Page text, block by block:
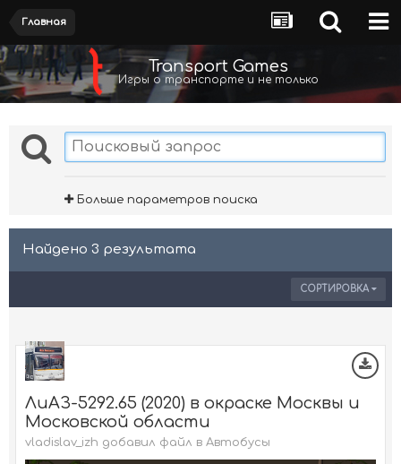
Главная
Transport Games
Игры о транспорте и не только
Больше параметров поиска
Найдено 3 результата
СОРТИРОВКА
ЛиАЗ-5292.65 (2020) в окраске Москвы и
Московской области
vladislav_izh добавил файл в Автобусы